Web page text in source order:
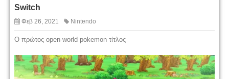
Switch
Φεβ 26, 2021 Nintendo
O πρώτος open-world pokemon τίτλος